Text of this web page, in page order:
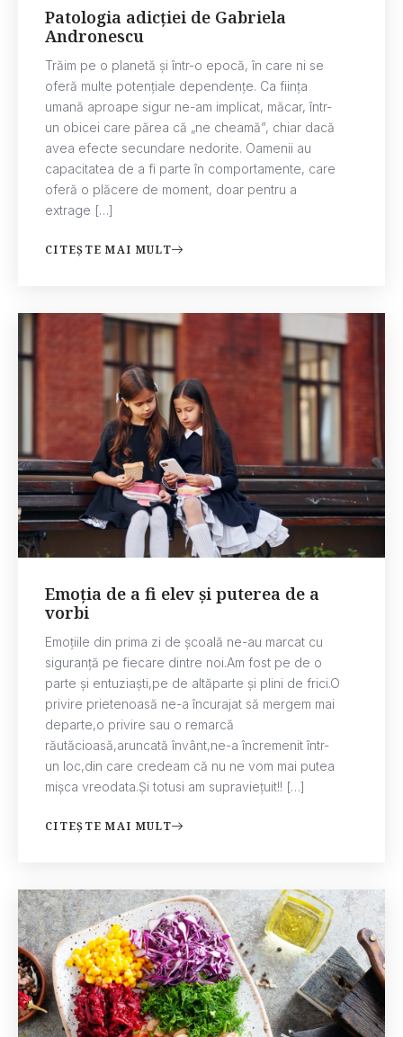
Patologia adicției de Gabriela
Andronescu
Trăim pe o planetă și într-o epocă, în care ni se
oferă multe potențiale dependențe. Ca ființa
umană aproape sigur ne-am implicat, măcar, într-
un obicei care părea că „ne cheamă”, chiar dacă
avea efecte secundare nedorite. Oamenii au
capacitatea de a fi parte în comportamente, care
oferă o plăcere de moment, doar pentru a
extrage […]
CITEȘTE MAI MULT
Emoția de a fi elev și puterea de a
vorbi
Emoțiile din prima zi de școală ne-au marcat cu
siguranță pe fiecare dintre noi.Am fost pe de o
parte și entuziaști,pe de altăparte și plini de frici.O
privire prietenoasă ne-a încurajat să mergem mai
departe,o privire sau o remarcă
răutăcioasă,aruncată învânt,ne-a încremenit într-
un loc,din care credeam că nu ne vom mai putea
mișca vreodata.Și totusi am supraviețuit!! […]
CITEȘTE MAI MULT